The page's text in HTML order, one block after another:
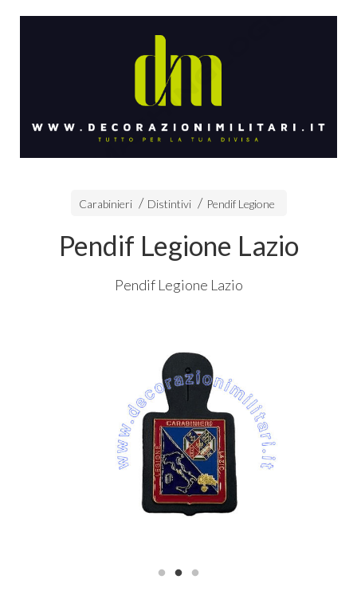
Carabinieri Distintivi Pendif Legione
Pendif Legione Lazio
Pendif Legione Lazio